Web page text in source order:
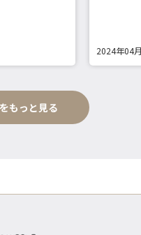
2024年04
もっと見る